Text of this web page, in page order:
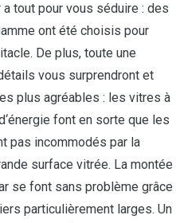
tout pour vous séduire : des
ont été choisis pour
De plus, toute une
vous surprendront et
plus agréables : les vitres à
font en sorte que les
pas incommodés par la
surface vitrée. La montée
se font sans problème grâce
particulièrement larges. Un